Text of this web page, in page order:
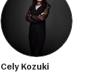
Cely Kozuki